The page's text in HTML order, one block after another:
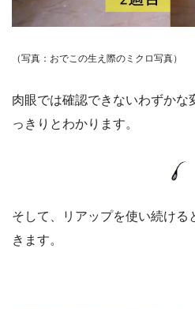
（写真：おでこの生え際のミクロ写真）
肉眼では確認できないわずかな
っきりとわかります。
そして、リアップを使い続ける
きます。